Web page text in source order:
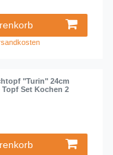
"Turin" 24cm
Set Kochen 2